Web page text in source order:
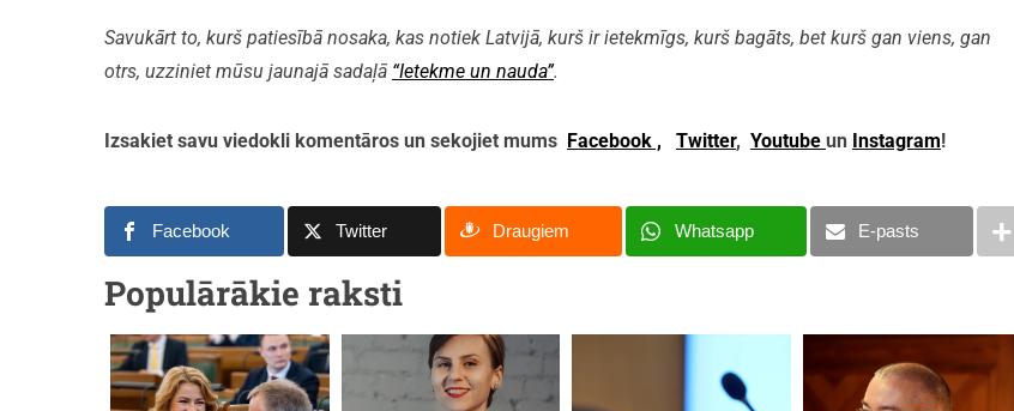
Savukārt to, kurš patiesībā nosaka, kas notiek Latvijā, kurš ir ietekmīgs, kurš bagāts, bet kurš gan viens, gan
otrs, uzziniet mūsu jaunajā sadaļā “Ietekme un nauda”.
Izsakiet savu viedokli komentāros un sekojiet mums Facebook , Twitter, Youtube un Instagram!
Facebook Twitter Draugiem Whatsapp E-pasts
Populārākie raksti